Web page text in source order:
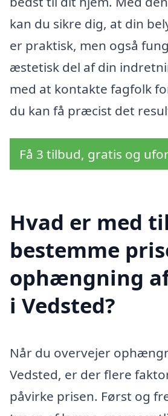
kan du sikre dig, at din
er praktisk, men også
æstetisk del af din
med at kontakte fagfolk
du kan få præcist det
Få 3 tilbud, gratis og
Hvad er med
bestemme
ophængning
i Vedsted?
Når du overvejer
Vedsted, er der flere
påvirke prisen. Først og